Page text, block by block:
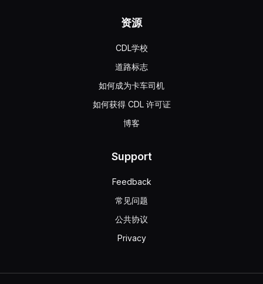
资源
CDL学校
道路标志
如何成为卡车司机
如何获得 CDL 许可证
博客
Support
Feedback
常见问题
公共协议
Privacy